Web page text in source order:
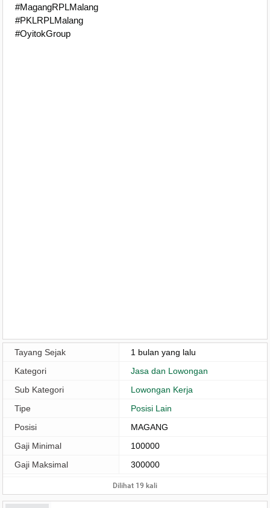
#MagangRPLMalang
#PKLRPLMalang
#OyitokGroup
Tayang Sejak
1 bulan yang lalu
Kategori
Jasa dan Lowongan
Sub Kategori
Lowongan Kerja
Tipe
Posisi Lain
Posisi
MAGANG
Gaji Minimal
100000
Gaji Maksimal
300000
Dilihat 19 kali